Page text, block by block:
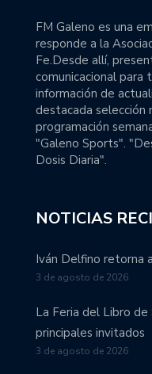
FM Galeno es una
responde a la
Fe.Desde allí,
comunicacional para
información de
destacada selección
programación
"Galeno Sports".
Dosis Diaria".
NOTICIAS
Iván Delfino retorna
3 de agosto de 2026
La Feria del Libro de
principales invitados
3 de agosto de 2026